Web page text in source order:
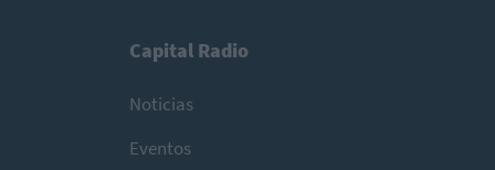
Capital Radio
Noticias
Eventos